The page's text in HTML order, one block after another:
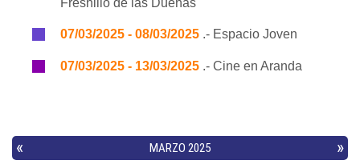
Fresnillo de las Dueñas
07/03/2025 - 08/03/2025 .- Espacio Joven
07/03/2025 - 13/03/2025 .- Cine en Aranda